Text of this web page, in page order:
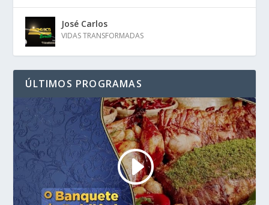
José Carlos
VIDAS TRANSFORMADAS
ÚLTIMOS PROGRAMAS